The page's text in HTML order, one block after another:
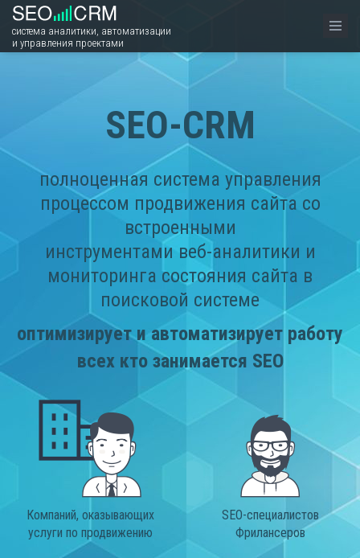
система аналитики, автоматизации
и управления проектами
SEO-CRM
полноценная система управления
процессом продвижения сайта со
встроенными
инструментами веб-аналитики и
мониторинга состояния сайта в
поисковой системе
оптимизирует и автоматизирует работу
всех кто занимается SEO
Компаний, оказывающих
услуги по продвижению
SEO-специалистов
Фрилансеров